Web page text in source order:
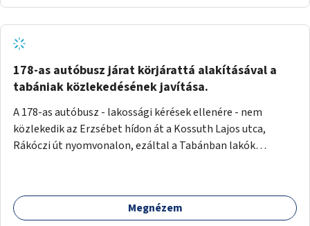
178-as autóbusz járat körjárattá alakításával a
tabániak közlekedésének javítása.
A 178-as autóbusz - lakossági kérések ellenére - nem
közlekedik az Erzsébet hídon át a Kossuth Lajos utca,
Rákóczi út nyomvonalon, ezáltal a Tabánban lakók
járattal feljutni a Naphegyre, ahol iskola és óvoda is van a
körzetben élők számára. Megoldás lenne, ha a 178-as
Megnézem